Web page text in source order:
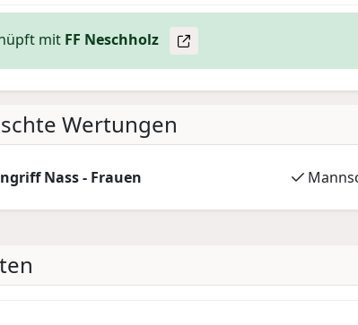
mit FF Neschholz
Wertungen
Nass - Frauen